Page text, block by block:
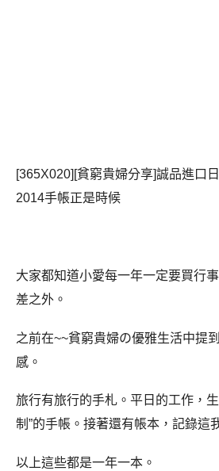
[365X020][貧窮貴婦分享]誠品進口
2014手帳正是時候
大家都知道小愛每一年一定要買行
差之外。
之前在~~貧窮貴婦の優雅生活中提
感。
旅行有旅行的手札。平日的工作，
制”的手帳。接著還有帳本，記錄這
以上這些都是一年一本。